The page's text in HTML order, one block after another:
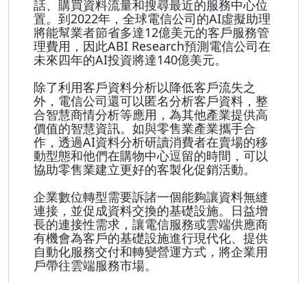
話、購買資料流量和搜尋最近的服務中心位
置。到2022年，全球電信公司的AI虛擬助理
將能幫業者節省多達12億美元的客戶服務管
理費用，因此ABI Research預測電信公司在
未來四年的AI投資將達140億美元。
除了利用客戶資料分析以降低客戶流失之
外，電信公司還可以匿名分析客戶資料，整
合智慧商情分析等應用，為其他產業提供高
價值的智慧資訊。如與零售業產業攜手合
作，透過AI資料分析研讀消費者在賣場的移
動型態和他們在購物中心逗留的時間，可以
協助零售業建立更好的客製化促銷活動。
企業數位轉型需要訴諸一個能夠讓資料無縫
連接，並促成資料交換的基礎設施。日益增
長的連接性需求，讓電信服務或雲端供應商
有機會為客戶的基礎設施進行現代化、提供
自動化服務交付和轉變營運方式，將企業用
戶帶往雲端服務市場。